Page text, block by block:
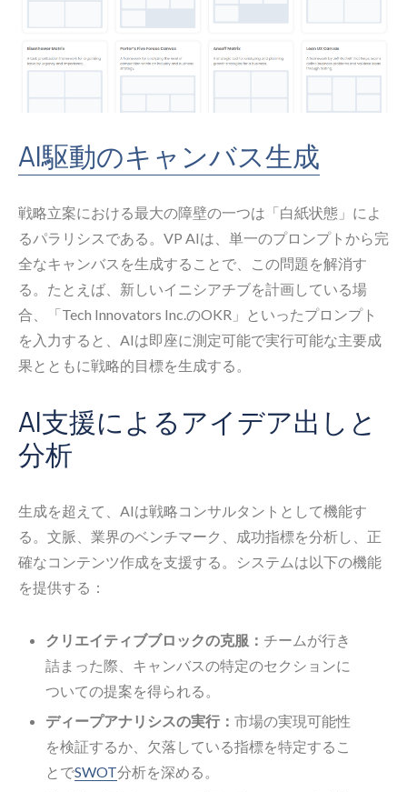
AI駆動のキャンバス生成
戦略立案における最大の障壁の一つは「白紙状態」によ
るパラリシスである。VP AIは、単一のプロンプトから完
全なキャンバスを生成することで、この問題を解消す
る。たとえば、新しいイニシアチブを計画している場
合、「Tech Innovators Inc.のOKR」といったプロンプト
を入力すると、AIは即座に測定可能で実行可能な主要成
果とともに戦略的目標を生成する。
AI支援によるアイデア出しと
分析
生成を超えて、AIは戦略コンサルタントとして機能す
る。文脈、業界のベンチマーク、成功指標を分析し、正
確なコンテンツ作成を支援する。システムは以下の機能
を提供する：
クリエイティブブロックの克服： チームが行き
詰まった際、キャンバスの特定のセクションに
ついての提案を得られる。
ディープアナリシスの実行： 市場の実現可能性
を検証するか、欠落している指標を特定するこ
とでSWOT分析を深める。